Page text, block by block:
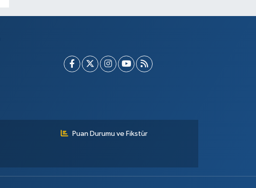
Puan Durumu ve Fikstür